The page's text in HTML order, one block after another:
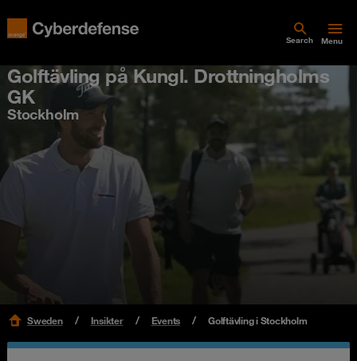
Search Menu
Golftävling på Kungl. Drottningholms
GK
Stockholm
Sweden Insikter Events Golftävling i Stockholm